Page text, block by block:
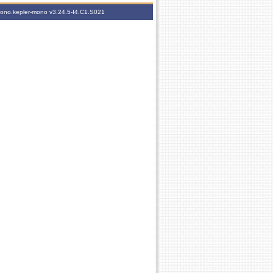
mono v3.24.5-I4.C1.S021